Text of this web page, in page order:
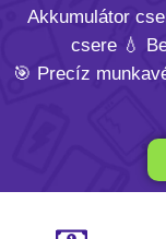
Akkumulátor
csere 💧
🎯 Precíz